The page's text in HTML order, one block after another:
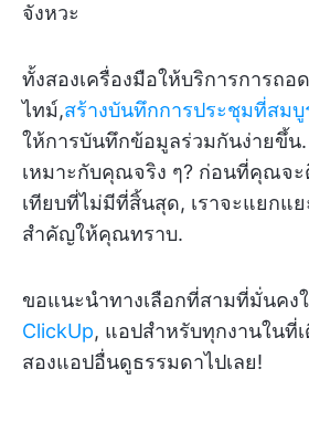
จังหวะ
ทั้งสองเครื่องมือให้บริการการถอ
ไทม์,สร้างบันทึกการประชุมที่สม
ให้การบันทึกข้อมูลร่วมกันง่ายขึ้น
เหมาะกับคุณจริง ๆ? ก่อนที่คุณจ
เทียบที่ไม่มีที่สิ้นสุด, เราจะแยกแ
สำคัญให้คุณทราบ.
ขอแนะนำทางเลือกที่สามที่มั่นค
ClickUp, แอปสำหรับทุกงานในที่
สองแอปอื่นดูธรรมดาไปเลย!